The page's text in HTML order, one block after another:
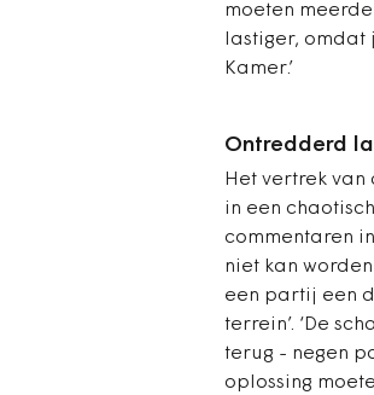
moeten
lastiger, omdat
Kamer.’
Ontredderd
Het vertrek
in een
commentaren
niet kan
een partij een
terrein’. ‘De
terug - negen
oplossing